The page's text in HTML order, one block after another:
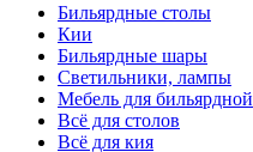
Бильярдные столы
Кии
Бильярдные шары
Светильники, лампы
Мебель для бильярдной
Всё для столов
Всё для кия